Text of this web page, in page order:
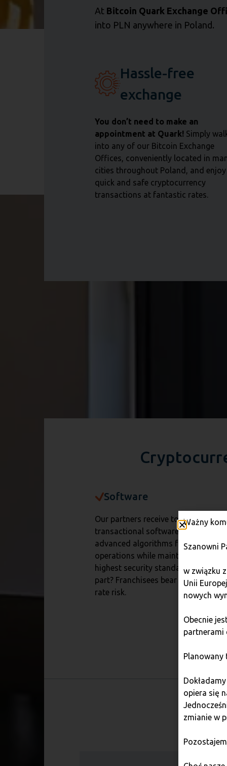
At Bitcoin Quark Exchange
into PLN anywhere in Poland.
Hassle-free
exchange
You don’t need to make an
appointment at Quark! Simply
into any of our Bitcoin Exchange
Offices, conveniently located in
cities throughout Poland, and enjoy
quick and safe cryptocurrency
transactions at fantastic rates.
Software
Our partners receive top-notch
transactional software, which utilise
advanced algorithms for swift
operations while maintaining the
highest security standards. The best
part? Franchisees bear no exchange
rate risk.
Ważny
Szanowni
w związku
Unii
nowych
Obecnie
partnerami
Planowany
opiera się
zmianie w